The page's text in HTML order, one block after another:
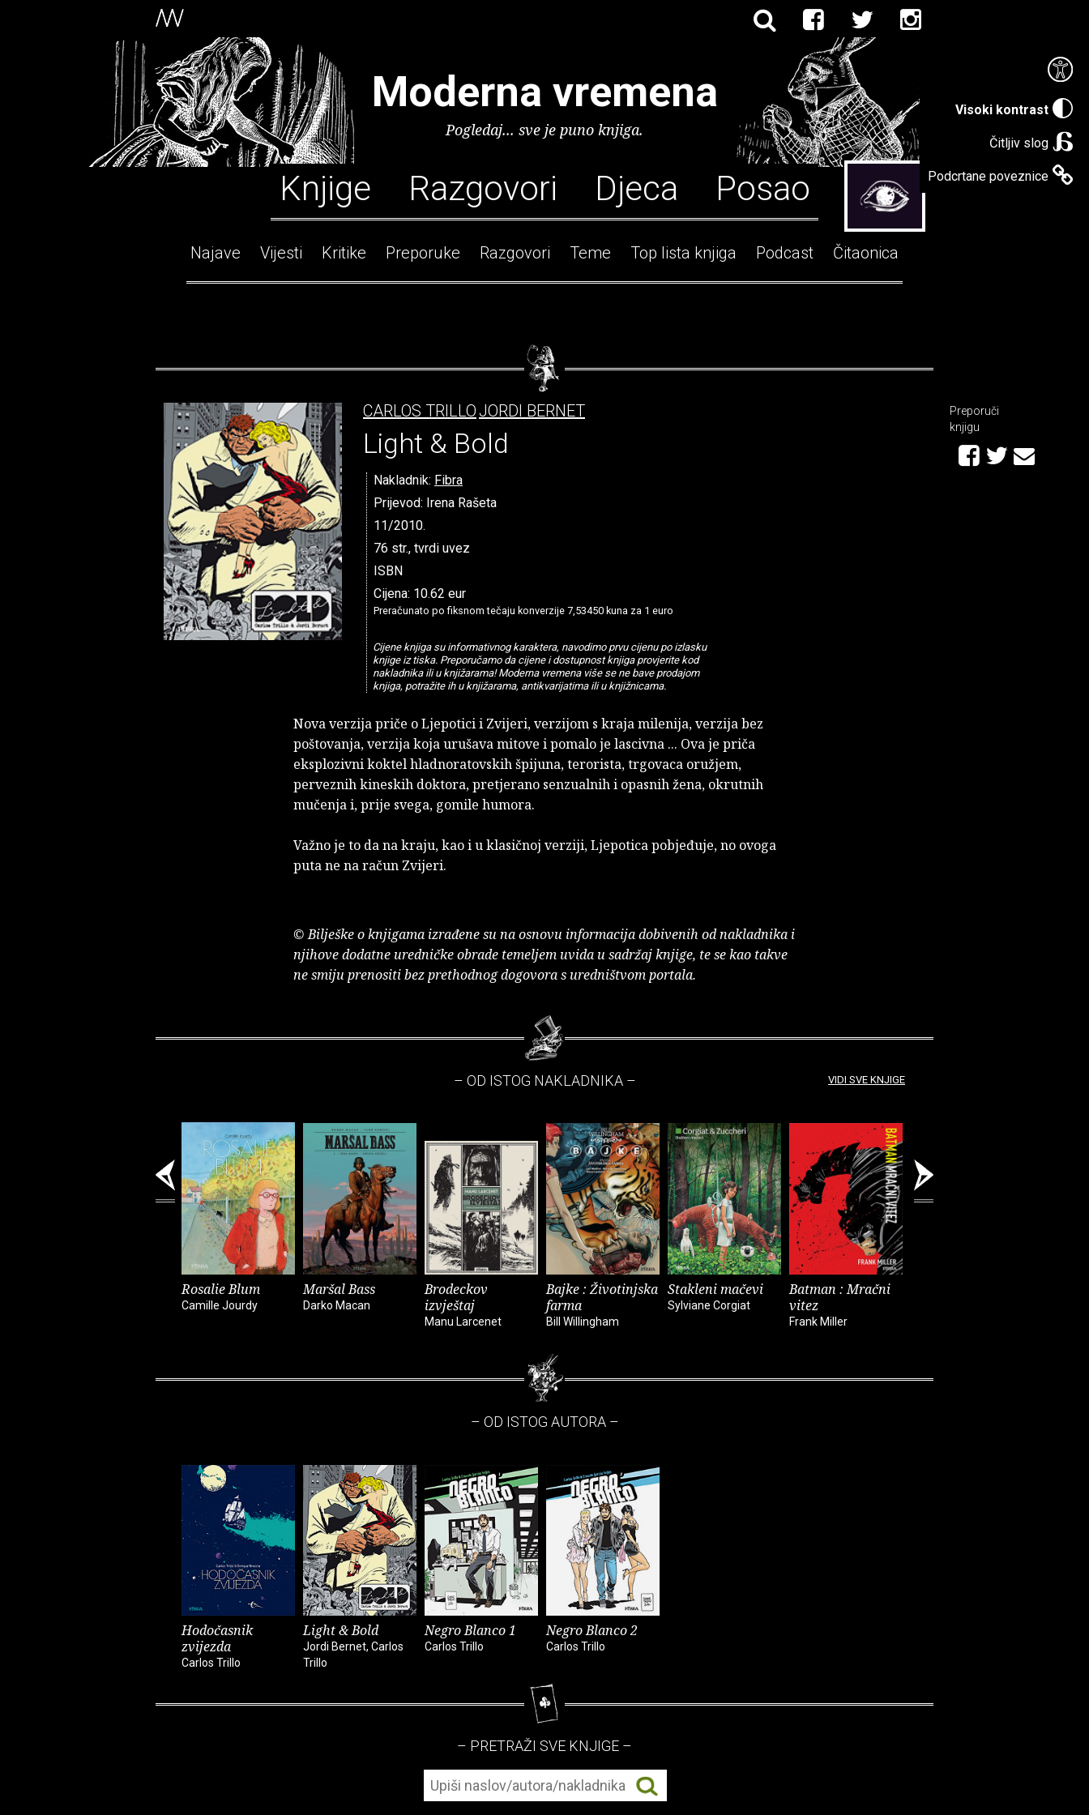
Visoki kontrast
Čitljiv slog
Podcrtane poveznice
Moderna vremena
Pogledaj... sve je puno knjiga.
Knjige Razgovori Djeca Posao
Najave Vijesti Kritike Preporuke Razgovori Teme Top lista knjiga Podcast Čitaonica
CARLOS TRILLOJORDI BERNET
Light & Bold
Nakladnik: Fibra
Prijevod: Irena Rašeta
11/2010.
76 str., tvrdi uvez
ISBN
Cijena: 10.62 eur
Preračunato po fiksnom tečaju konverzije 7,53450 kuna za 1 euro
Cijene knjiga su informativnog karaktera, navodimo prvu cijenu po izlasku
knjige iz tiska. Preporučamo da cijene i dostupnost knjiga provjerite kod
nakladnika ili u knjižarama! Moderna vremena više se ne bave prodajom
knjiga, potražite ih u knjižarama, antikvarijatima ili u knjižnicama.
Nova verzija priče o Ljepotici i Zvijeri, verzijom s kraja milenija, verzija bez
poštovanja, verzija koja urušava mitove i pomalo je lascivna ... Ova je priča
eksplozivni koktel hladnoratovskih špijuna, terorista, trgovaca oružjem,
perveznih kineskih doktora, pretjerano senzualnih i opasnih žena, okrutnih
mučenja i, prije svega, gomile humora.
Važno je to da na kraju, kao i u klasičnoj verziji, Ljepotica pobjeđuje, no ovoga
puta ne na račun Zvijeri.
© Bilješke o knjigama izrađene su na osnovu informacija dobivenih od nakladnika i
njihove dodatne uredničke obrade temeljem uvida u sadržaj knjige, te se kao takve
ne smiju prenositi bez prethodnog dogovora s uredništvom portala.
Preporuči
knjigu
– OD ISTOG NAKLADNIKA –
Rosalie Blum
Camille Jourdy
Maršal Bass
Darko Macan
Brodeckov
izvještaj
Manu Larcenet
Bajke : Životinjska
farma
Bill Willingham
Stakleni mačevi
Sylviane Corgiat
Batman : Mračni
vitez
Frank Miller
VIDI SVE KNJIGE
– OD ISTOG AUTORA –
Hodočasnik
zvijezda
Carlos Trillo
Light & Bold
Jordi Bernet, Carlos
Trillo
Negro Blanco 1
Carlos Trillo
Negro Blanco 2
Carlos Trillo
– PRETRAŽI SVE KNJIGE –